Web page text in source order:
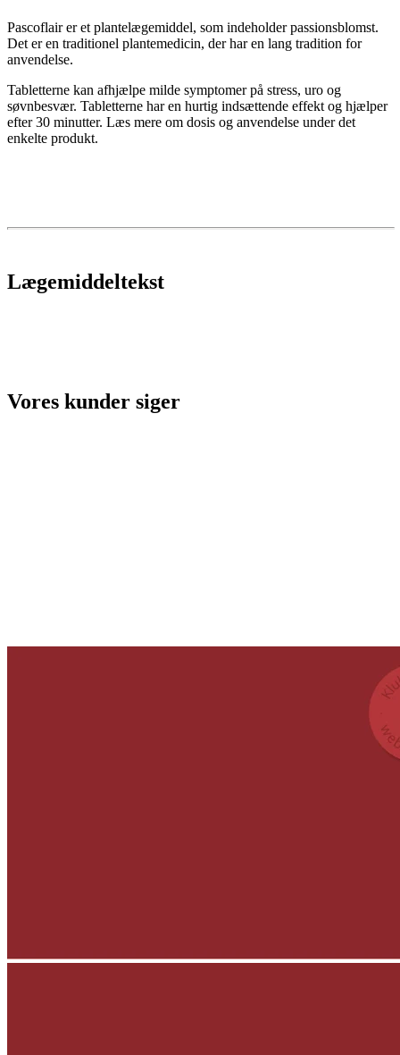
Pascoflair er et plantelægemiddel, som indeholder passionsblomst.
Det er en traditionel plantemedicin, der har en lang tradition for
anvendelse.
Tabletterne kan afhjælpe milde symptomer på stress, uro og
søvnbesvær. Tabletterne har en hurtig indsættende effekt og hjælper
efter 30 minutter. Læs mere om dosis og anvendelse under det
enkelte produkt.
Lægemiddeltekst
Vores kunder siger